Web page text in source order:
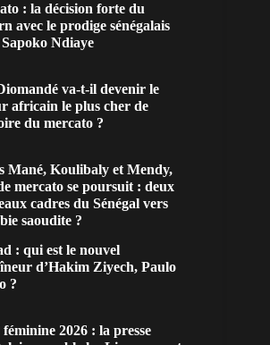
: la décision forte du
avec le prodige sénégalais
Ndiaye
va-t-il devenir le
africain le plus cher de
du mercato ?
Mané, Koulibaly et Mendy,
mercato se poursuit : deux
cadres du Sénégal vers
saoudite ?
: qui est le nouvel
d’Hakim Ziyech, Paulo
?
2026 : la presse